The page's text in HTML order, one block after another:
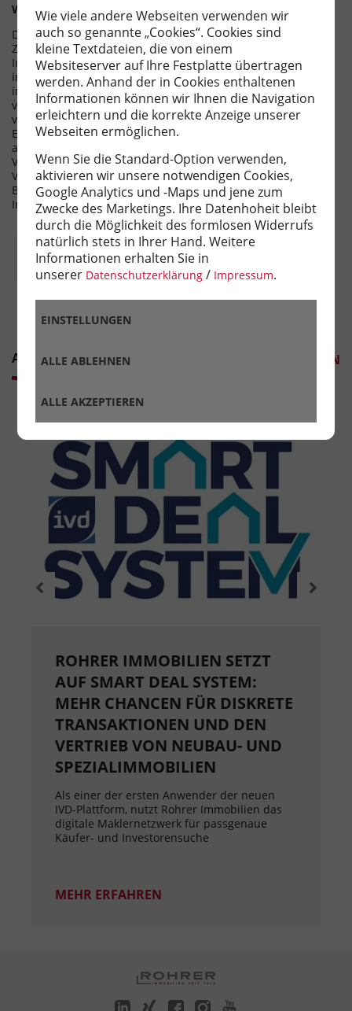
Weitere Informationen zu DAVE:
Der Deutsche Anlage-Immobilien Verbund (DAVE) ist ein
Zusammenschluss von 12
Immobiliendienstleistungsunternehmen, davon elf
inhabergeführten, mit knapp 600 Experten an 30 Standorten
in Deutschland. DAVE bietet somit bundesweite Präsenz
verbunden mit hoher lokaler Kompetenz. Die DAVE-Partner
vertreten die Interessen von Unternehmen, Institutionen,
Erbengemeinschaften und Privatpersonen sowohl als Käufer
als auch als Verkäufer. Kunden profitieren von der
Vernetzung aller 12 Partner in den Bereichen An- und
Verkauf, Marktanalysen, Objektbewertung,
Bestandsverwaltung sowie Portfolio-Optimierung. Weitere
Informationen unterwww.dave-net.de.
AKTUELLES ALLES ANZEIGEN
ROHRER IMMOBILIEN SETZT
AUF SMART DEAL SYSTEM:
MEHR CHANCEN FÜR DISKRETE
TRANSAKTIONEN UND DEN
VERTRIEB VON NEUBAU- UND
SPEZIALIMMOBILIEN
Als einer der ersten Anwender der neuen
IVD-Plattform, nutzt Rohrer Immobilien das
digitale Maklernetzwerk für passgenaue
Käufer- und Investorensuche
MEHR ERFAHREN
Wie viele andere Webseiten verwenden wir
auch so genannte „Cookies“. Cookies sind
kleine Textdateien, die von einem
Websiteserver auf Ihre Festplatte übertragen
werden. Anhand der in Cookies enthaltenen
Informationen können wir Ihnen die Navigation
erleichtern und die korrekte Anzeige unserer
Webseiten ermöglichen.
Wenn Sie die Standard-Option verwenden,
aktivieren wir unsere notwendigen Cookies,
Google Analytics und -Maps und jene zum
Zwecke des Marketings. Ihre Datenhoheit bleibt
durch die Möglichkeit des formlosen Widerrufs
natürlich stets in Ihrer Hand. Weitere
Informationen erhalten Sie in
unserer Datenschutzerklärung / Impressum.
EINSTELLUNGEN
ALLE ABLEHNEN
ALLE AKZEPTIEREN